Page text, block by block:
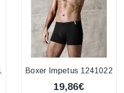
Boxer Impetus 1241022
19,86€